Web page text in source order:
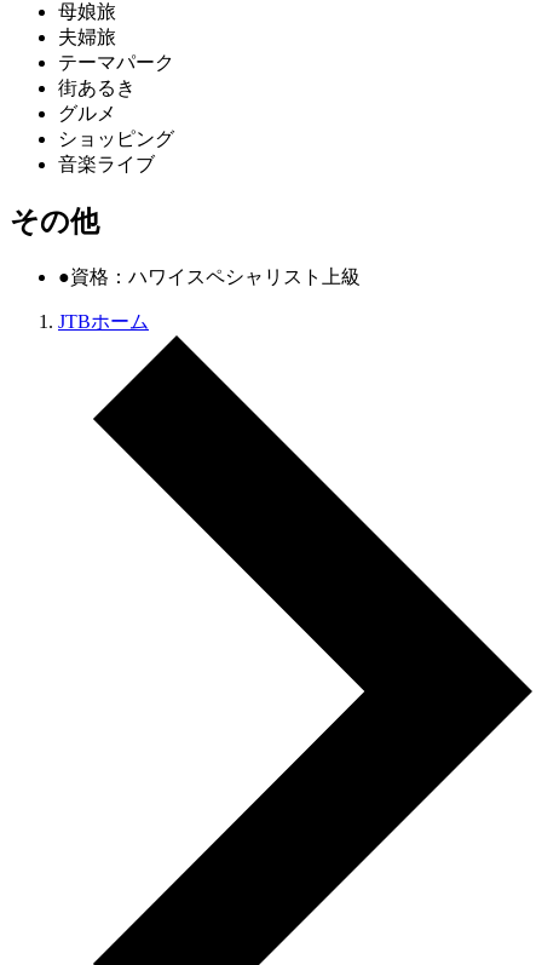
母娘旅
夫婦旅
テーマパーク
街あるき
グルメ
ショッピング
音楽ライブ
その他
●資格：ハワイスペシャリスト上級
JTBホーム